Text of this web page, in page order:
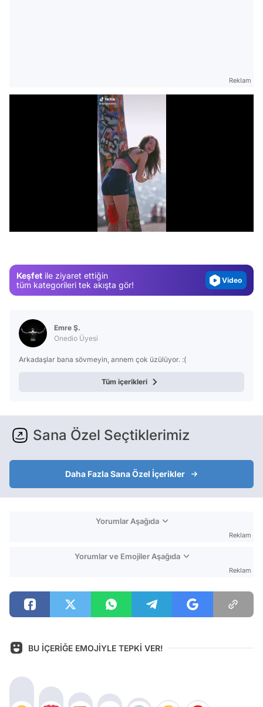
Reklam
Keşfet ile ziyaret ettiğin
tüm kategorileri tek akışta gör!
Video
Emre Ş.
Onedio Üyesi
Arkadaşlar bana sövmeyin, annem çok üzülüyor. :(
Tüm içerikleri
Sana Özel Seçtiklerimiz
Daha Fazla Sana Özel İçerikler
Yorumlar Aşağıda
Reklam
Yorumlar ve Emojiler Aşağıda
Reklam
BU İÇERİĞE EMOJİYLE TEPKİ VER!